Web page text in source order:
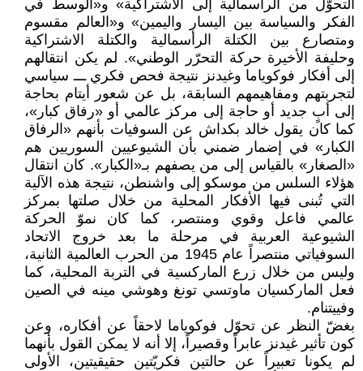
التحوّل من الرأسمالية إلى الاشتراكية» و«الوسط في
الفكر والسياسة بين اليسار واليمين» و«العالم مقسوم
ومتصارع بين الكتلة الرأسمالية والكتلة الاشتراكية
وحليفة الأخيرة حركة التحرّر الوطني». لم يكن انتقالهم
إلى أفكار فوكوياما وغيدنز نتيجة فحص فكري ـــ سياسي
لتجربتهم ومفاهيمهم السابقة، بل عن شعور أيتام بحاجة
إلى أبٍ جديد أو حاجة إلى مركز عالمي أو «رفاق كبار»،
كما كان يقول خالد بكداش عن السوفيات بأنهم «الرفاق
الكبار» في إضمار ضمني بأن الشيوعيين السوريين هم
«الصغار» بالقياس إلى من يصفهم بـ«الكبار». كان انتقال
هؤلاء السلس من موسكو إلى واشنطن، نتيجة هذه الآلية
التي تُبنى فيها الأفكار المحلية من خلال صلتها بمركز
عالمي فاعل وقوي ومنتصر، كما كان نموّ الحركة
الشيوعية العربية في مرحلة ما بعد خروج الاتحاد
السوفياتي منتصراً عام 1945 من الحرب العالمية الثانية،
وليس من خلال زرع الماركسية في التربة المحلية، كما
فعل الماركسيان ماوتسي تونغ وهوشي مينه في الصين
وفييتنام.
بغضّ النظر عن تحوّل فوكوياما لاحقاً عن أفكاره، وعن
كون تأثير غيدنز عابراً وقصيراً، إلا أنه لا يمكن القول بأنهما
لم يكونا تعبيراً عن حالتين فكريّتين حقيقيتين، الأولى